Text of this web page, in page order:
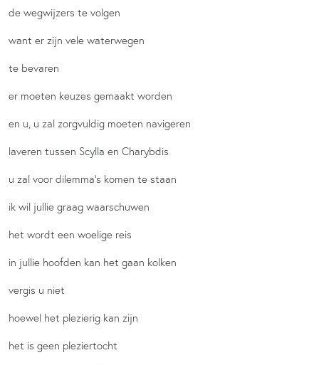
de wegwijzers te volgen
want er zijn vele waterwegen
te bevaren
er moeten keuzes gemaakt worden
en u, u zal zorgvuldig moeten navigeren
laveren tussen Scylla en Charybdis
u zal voor dilemma’s komen te staan
ik wil jullie graag waarschuwen
het wordt een woelige reis
in jullie hoofden kan het gaan kolken
vergis u niet
hoewel het plezierig kan zijn
het is geen pleziertocht